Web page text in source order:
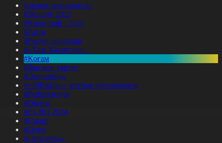
Барлық жаңалықтар
#Жолдау 2025
#Құрылтай - 2026
#Апта
#Ресми оқиғалар
#«Таза Қазақстан»
#Қоғам
#Заң мен тәртіп
#Экономика
#«100 кітап» ұлттық сауалнамасы
#Референдум
#Оқиға
#EURO 2024
#Спорт
#Әлем
#Денсаулық